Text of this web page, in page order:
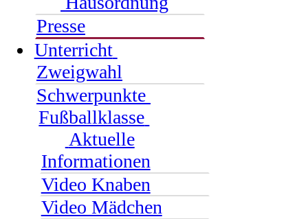
Presse
Unterricht
Zweigwahl
Schwerpunkte
Fußballklasse
Aktuelle
Informationen
Video Knaben
Video Mädchen